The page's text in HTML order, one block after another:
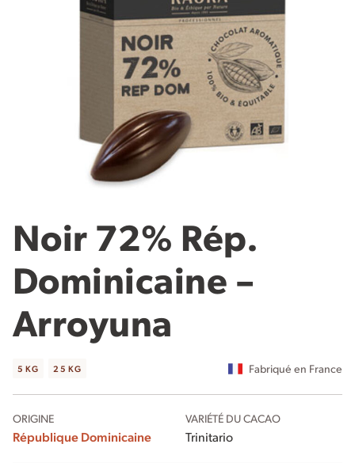
Noir 72% Rép.
Dominicaine –
Arroyuna
5 KG 25 KG Fabriqué en France
ORIGINE
République Dominicaine
VARIÉTÉ DU CACAO
Trinitario